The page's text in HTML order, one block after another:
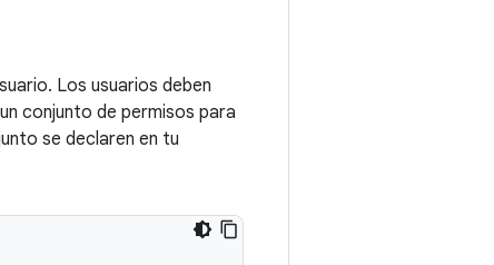
Los usuarios deben
conjunto de permisos para
se declaren en tu